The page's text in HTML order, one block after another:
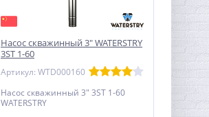
Насос скважинный 3" WATERSTRY
3ST 1-60
Артикул: WTD000160
Насос скважинный 3" 3ST 1-60
WATERSTRY